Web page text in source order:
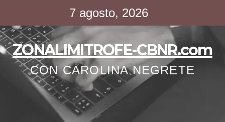
contenido
7 agosto, 2026
ZONALIMITROFE-CBNR.com
CON CAROLINA NEGRETE